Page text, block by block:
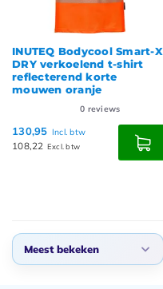
INUTEQ Bodycool Smart-X
DRY verkoelend t-shirt
reflecterend korte
mouwen oranje
0 reviews
130,95 Incl. btw
108,22 Excl. btw
Meest bekeken